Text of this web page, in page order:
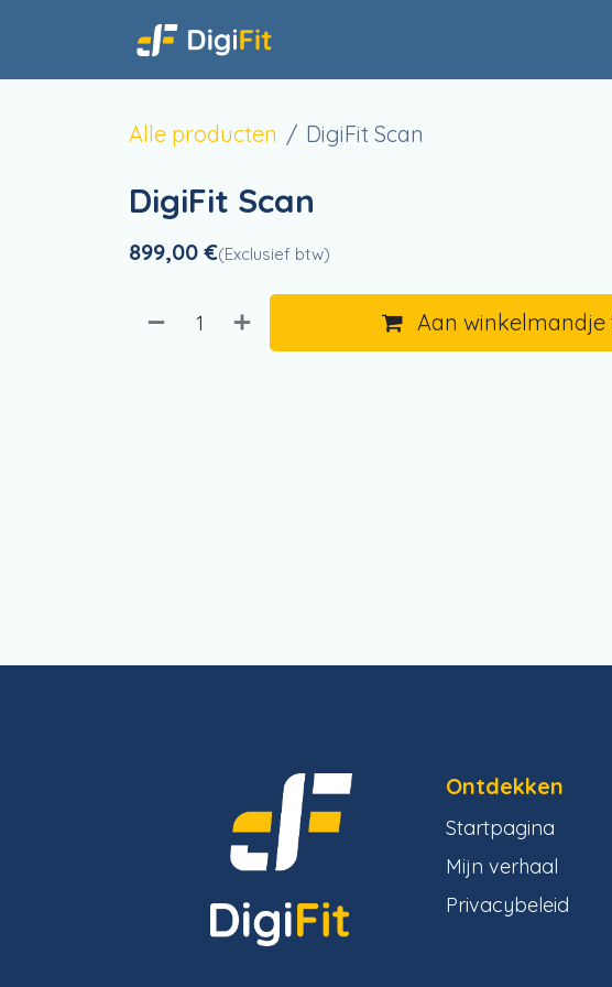
Alle producten DigiFit Scan
DigiFit Scan
899,00 €(Exclusief btw)
Aan winkelmandje
Ontdekken
Startpagina
Mijn verhaal
Privacybeleid